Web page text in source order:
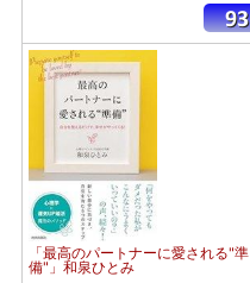
「最高のパートナーに愛される"準
備"」和泉ひとみ